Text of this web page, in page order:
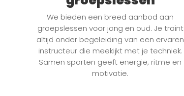
We bieden een breed aanbod aan
groepslessen voor jong en oud. Je traint
altijd onder begeleiding van een ervaren
instructeur die meekijkt met je techniek.
Samen sporten geeft energie, ritme en
motivatie.